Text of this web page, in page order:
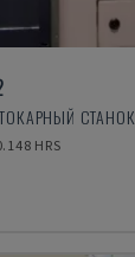
СТАНОК
HRS